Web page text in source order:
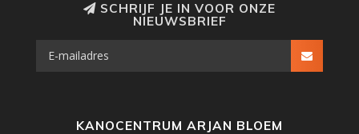
SCHRIJF JE IN VOOR ONZE
NIEUWSBRIEF
KANOCENTRUM ARJAN BLOEM